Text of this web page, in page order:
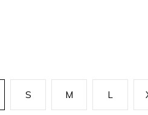
S M L